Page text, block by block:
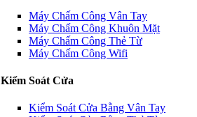
Máy Chấm Công Vân Tay
Máy Chấm Công Khuôn Mặt
Máy Chấm Công Thẻ Từ
Máy Chấm Công Wifi
Kiểm Soát Cửa
Kiểm Soát Cửa Bằng Vân Tay